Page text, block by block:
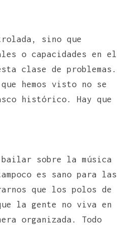
sino que
o capacidades en el
clase de problemas.
hemos visto no se
histórico. Hay que
bailar sobre la música
es sano para las
que los polos de
la gente no viva en
organizada. Todo